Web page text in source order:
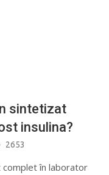
sintetizat
insulina?
2653
complet în laborator